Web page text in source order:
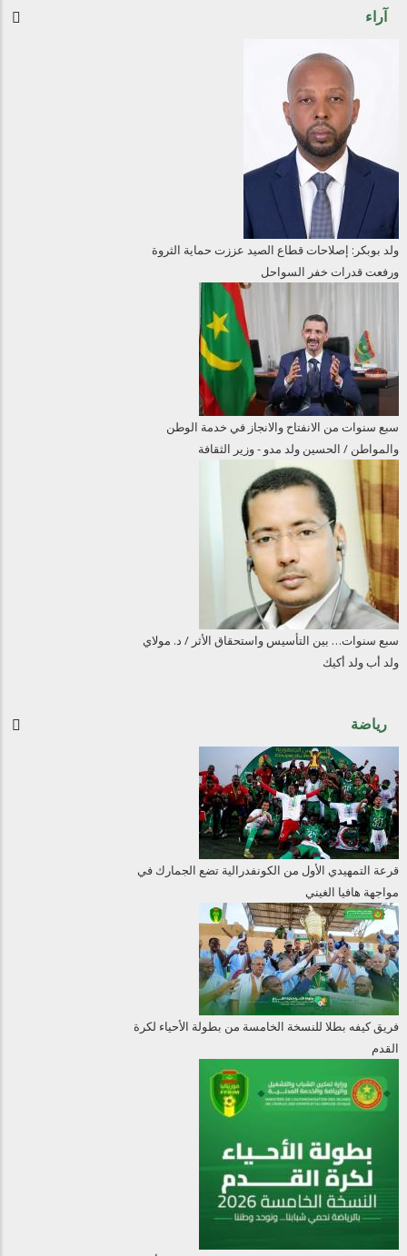
آراء
ولد بوبكر: إصلاحات قطاع الصيد عززت حماية الثروة
ورفعت قدرات خفر السواحل
سبع سنوات من الانفتاح والانجاز في خدمة الوطن
والمواطن / الحسين ولد مدو - وزير الثقافة
سبع سنوات… بين التأسيس واستحقاق الأثر / د. مولاي
ولد أب ولد أكيك
رياضة
قرعة التمهيدي الأول من الكونفدرالية تضع الجمارك في
مواجهة هافيا الغيني
فريق كيفه بطلا للنسخة الخامسة من بطولة الأحياء لكرة
القدم